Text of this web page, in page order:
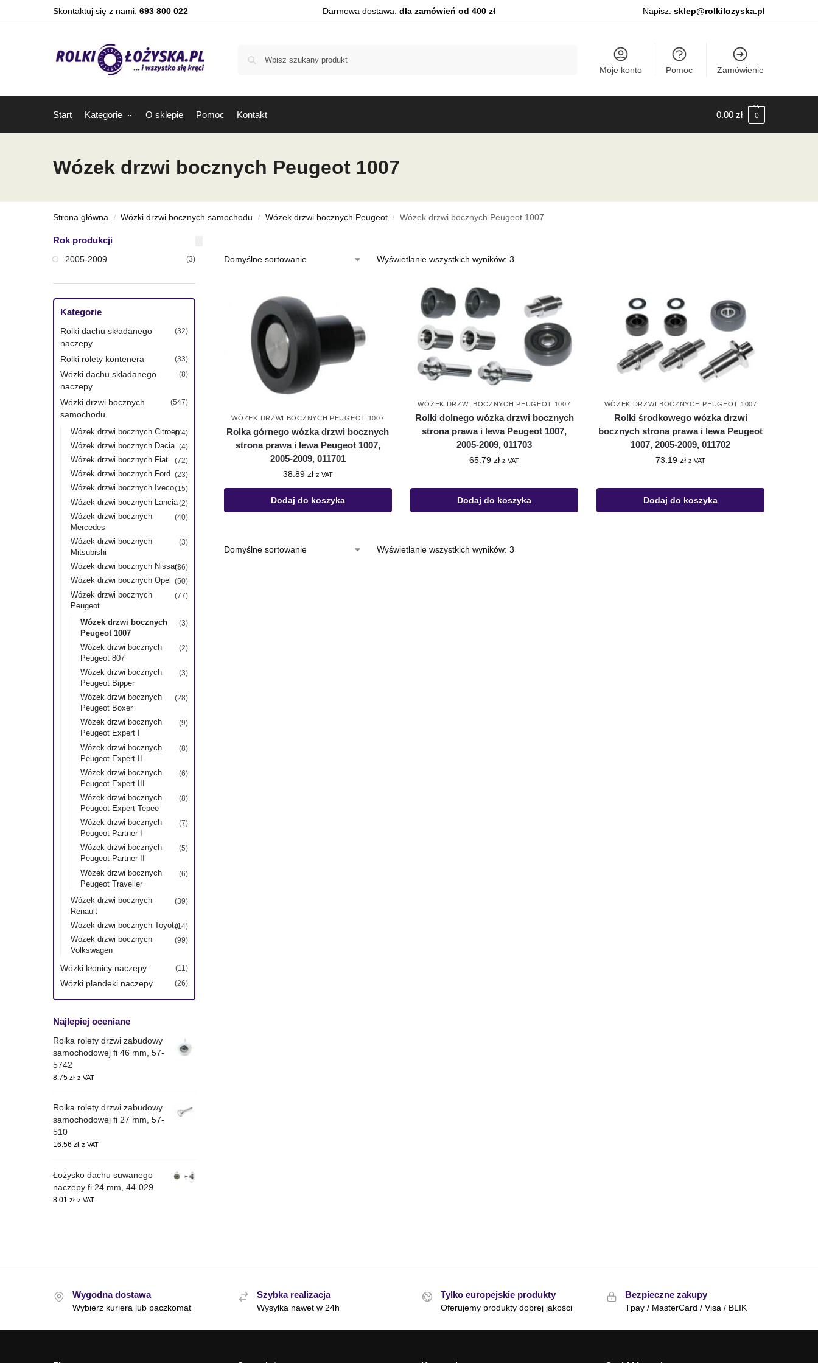
Skontaktuj się z nami: 693 800 022 Darmowa dostawa: dla zamówień od 400 zł Napisz: sklep@rolkilozyska.pl
Moje konto Pomoc Zamówienie
Start Kategorie O sklepie Pomoc Kontakt 0.00 zł 0
Wózek drzwi bocznych Peugeot 1007
Strona główna / Wózki drzwi bocznych samochodu / Wózek drzwi bocznych Peugeot / Wózek drzwi bocznych Peugeot 1007
Wyświetlanie wszystkich wyników: 3
WÓZEK DRZWI BOCZNYCH PEUGEOT 1007
Rolka górnego wózka drzwi bocznych
strona prawa i lewa Peugeot 1007,
2005-2009, 011701
38.89 zł z VAT
Dodaj do koszyka
WÓZEK DRZWI BOCZNYCH PEUGEOT 1007
Rolki dolnego wózka drzwi bocznych
strona prawa i lewa Peugeot 1007,
2005-2009, 011703
65.79 zł z VAT
Dodaj do koszyka
WÓZEK DRZWI BOCZNYCH PEUGEOT 1007
Rolki środkowego wózka drzwi
bocznych strona prawa i lewa Peugeot
1007, 2005-2009, 011702
73.19zł z VAT
Dodaj do koszyka
Wyświetlanie wszystkich wyników: 3
Rok produkcji
2005-2009 (3)
Kategorie
Rolki dachu składanego
naczepy
(32)
Rolki rolety kontenera (33)
Wózki dachu składanego
naczepy
(8)
Wózki drzwi bocznych
samochodu
(547)
Wózek drzwi bocznych Citroen(74)
Wózek drzwi bocznych Dacia (4)
Wózek drzwi bocznych Fiat (72)
Wózek drzwi bocznych Ford (23)
Wózek drzwi bocznych Iveco(15)
Wózek drzwi bocznych Lancia(2)
Wózek drzwi bocznych
Mercedes
(40)
Wózek drzwi bocznych
Mitsubishi
(3)
Wózek drzwi bocznych Nissan(36)
Wózek drzwi bocznych Opel (50)
Wózek drzwi bocznych
Peugeot
(77)
Wózek drzwi bocznych
Peugeot 1007
(3)
Wózek drzwi bocznych
Peugeot 807
(2)
Wózek drzwi bocznych
Peugeot Bipper
(3)
Wózek drzwi bocznych
Peugeot Boxer
(28)
Wózek drzwi bocznych
Peugeot Expert I
(9)
Wózek drzwi bocznych
Peugeot Expert II
(8)
Wózek drzwi bocznych
Peugeot Expert III
(6)
Wózek drzwi bocznych
Peugeot Expert Tepee
(8)
Wózek drzwi bocznych
Peugeot Partner I
(7)
Wózek drzwi bocznych
Peugeot Partner II
(5)
Wózek drzwi bocznych
Peugeot Traveller
(6)
Wózek drzwi bocznych
Renault
(39)
Wózek drzwi bocznych Toyota(14)
Wózek drzwi bocznych
Volkswagen
(99)
Wózki kłonicy naczepy (11)
Wózki plandeki naczepy (26)
Najlepiej oceniane
Rolka rolety drzwi zabudowy
samochodowej fi 46 mm, 57-
5742
8.75 zł z VAT
Rolka rolety drzwi zabudowy
samochodowej fi 27 mm, 57-
510
16.56 zł z VAT
Łożysko dachu suwanego
naczepy fi 24 mm, 44-029
8.01 zł z VAT
Wygodna dostawa
Wybierz kuriera lub paczkomat
Szybka realizacja
Wysyłka nawet w 24h
Tylko europejskie produkty
Oferujemy produkty dobrej jakości
Bezpieczne zakupy
Tpay / MasterCard / Visa / BLIK